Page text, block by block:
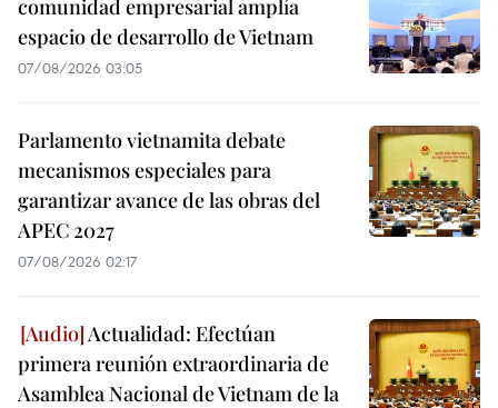
comunidad empresarial amplía
espacio de desarrollo de Vietnam
07/08/2026 03:05
Parlamento vietnamita debate
mecanismos especiales para
garantizar avance de las obras del
APEC 2027
07/08/2026 02:17
Actualidad: Efectúan
primera reunión extraordinaria de
Asamblea Nacional de Vietnam de la